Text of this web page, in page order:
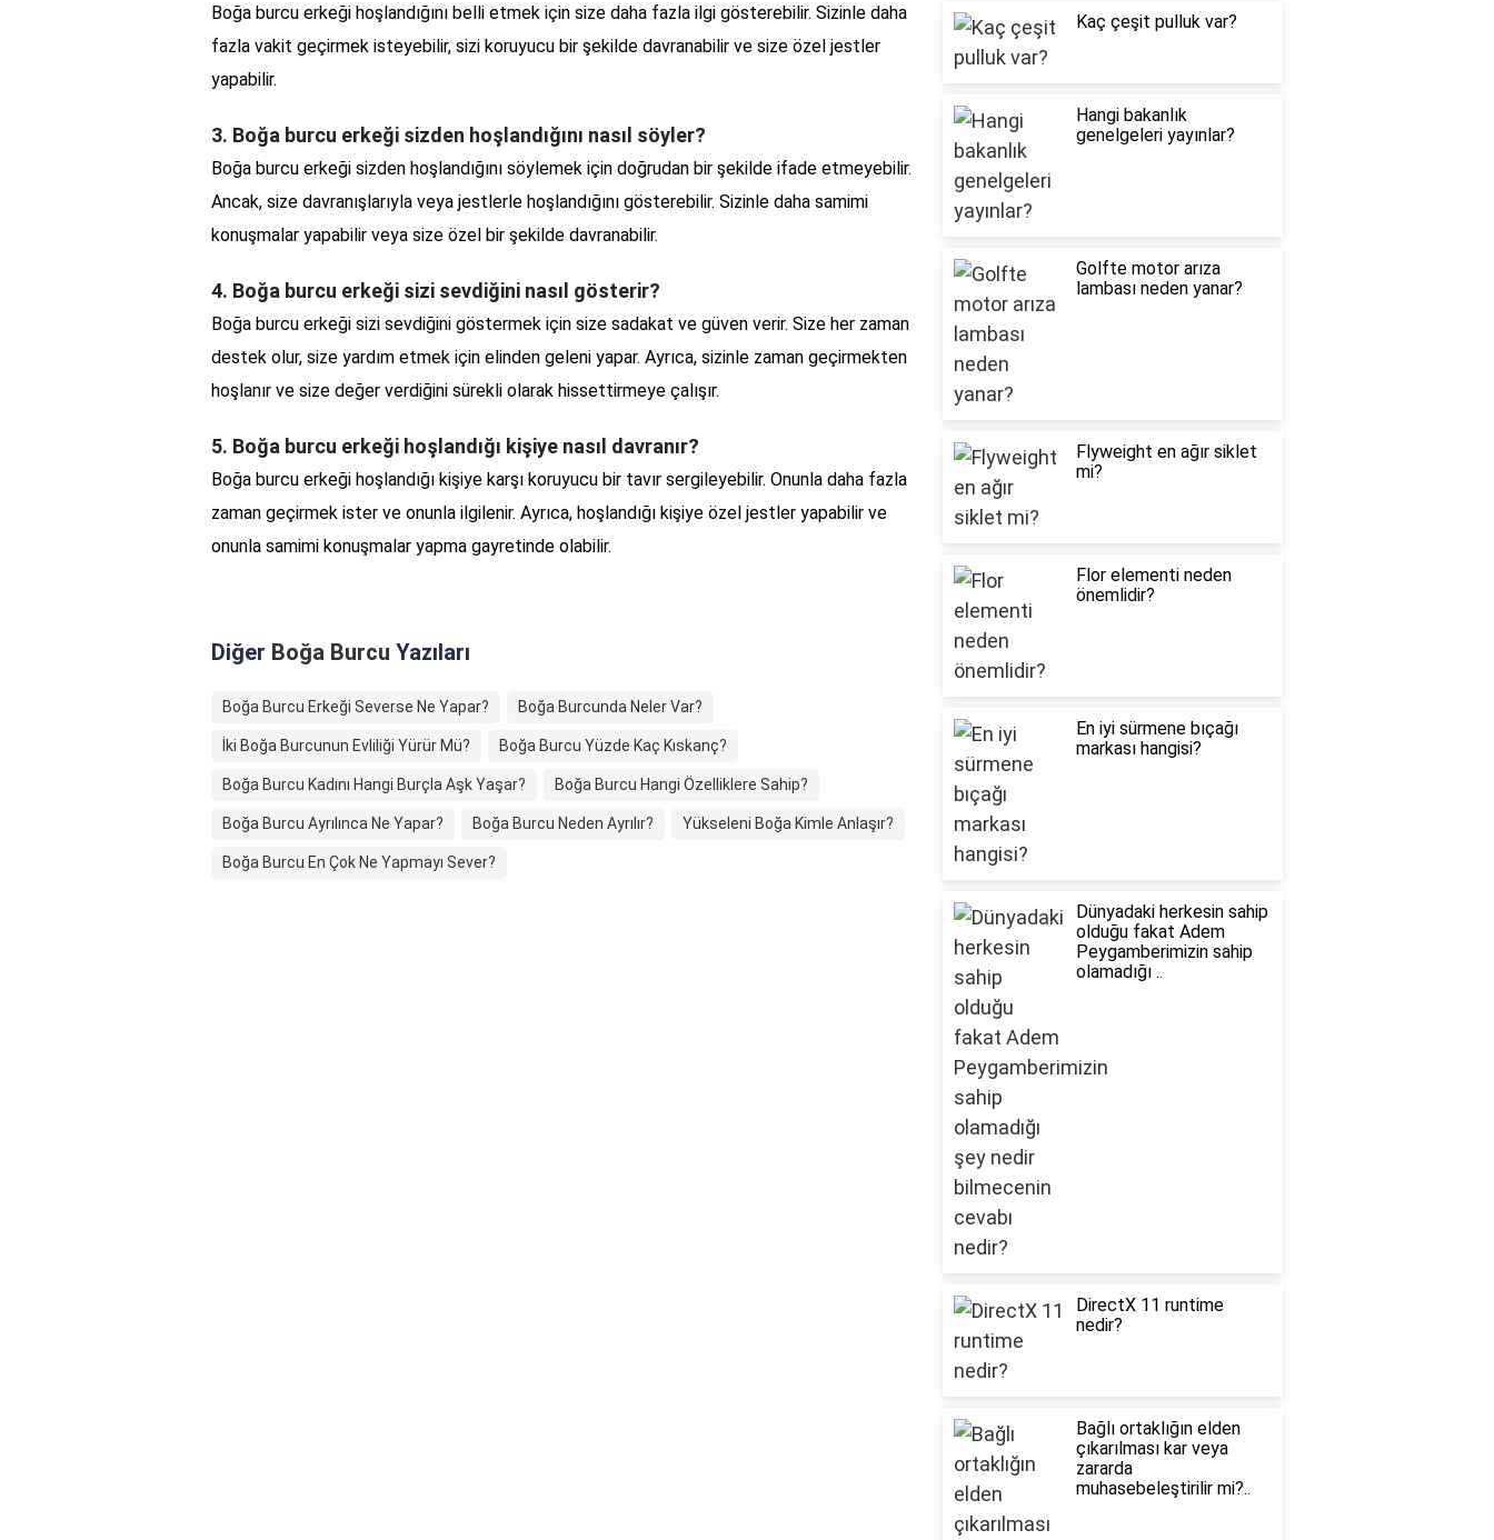
Boğa burcu erkeği hoşlandığını belli etmek için size daha fazla ilgi gösterebilir. Sizinle daha
fazla vakit geçirmek isteyebilir, sizi koruyucu bir şekilde davranabilir ve size özel jestler
yapabilir.
3. Boğa burcu erkeği sizden hoşlandığını nasıl söyler?
Boğa burcu erkeği sizden hoşlandığını söylemek için doğrudan bir şekilde ifade etmeyebilir.
Ancak, size davranışlarıyla veya jestlerle hoşlandığını gösterebilir. Sizinle daha samimi
konuşmalar yapabilir veya size özel bir şekilde davranabilir.
4. Boğa burcu erkeği sizi sevdiğini nasıl gösterir?
Boğa burcu erkeği sizi sevdiğini göstermek için size sadakat ve güven verir. Size her zaman
destek olur, size yardım etmek için elinden geleni yapar. Ayrıca, sizinle zaman geçirmekten
hoşlanır ve size değer verdiğini sürekli olarak hissettirmeye çalışır.
5. Boğa burcu erkeği hoşlandığı kişiye nasıl davranır?
Boğa burcu erkeği hoşlandığı kişiye karşı koruyucu bir tavır sergileyebilir. Onunla daha fazla
zaman geçirmek ister ve onunla ilgilenir. Ayrıca, hoşlandığı kişiye özel jestler yapabilir ve
onunla samimi konuşmalar yapma gayretinde olabilir.
Diğer Boğa Burcu Yazıları
Boğa Burcu Erkeği Severse Ne Yapar? Boğa Burcunda Neler Var?
İki Boğa Burcunun Evliliği Yürür Mü? Boğa Burcu Yüzde Kaç Kıskanç?
Boğa Burcu Kadını Hangi Burçla Aşk Yaşar? Boğa Burcu Hangi Özelliklere Sahip?
Boğa Burcu Ayrılınca Ne Yapar? Boğa Burcu Neden Ayrılır? Yükseleni Boğa Kimle Anlaşır?
Boğa Burcu En Çok Ne Yapmayı Sever?
Kaç çeşit pulluk var?
Hangi bakanlık
genelgeleri yayınlar?
Golfte motor arıza
lambası neden yanar?
Flyweight en ağır siklet
mi?
Flor elementi neden
önemlidir?
En iyi sürmene bıçağı
markası hangisi?
Dünyadaki herkesin sahip
olduğu fakat Adem
Peygamberimizin sahip
olamadığı ..
DirectX 11 runtime
nedir?
Bağlı ortaklığın elden
çıkarılması kar veya
zararda
muhasebeleştirilir mi?..